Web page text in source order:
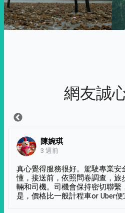
網友誠
陳婉琪
3 週前
真心覺得服務很好。駕駛專業安
懂，接送前，依照問卷調查，旅
輛和司機。司機會保持密切聯繫
是，價格比一般計程車or Uber